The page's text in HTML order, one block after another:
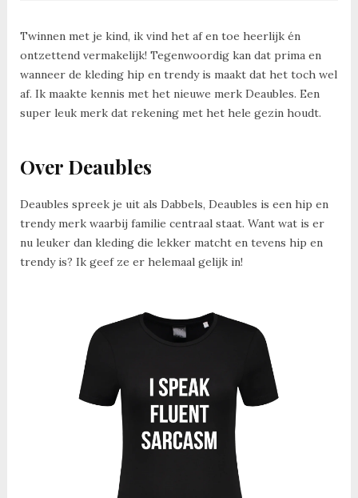
Twinnen met je kind, ik vind het af en toe heerlijk én
ontzettend vermakelijk! Tegenwoordig kan dat prima en
wanneer de kleding hip en trendy is maakt dat het toch wel
af. Ik maakte kennis met het nieuwe merk Deaubles. Een
super leuk merk dat rekening met het hele gezin houdt.
Over Deaubles
Deaubles spreek je uit als Dabbels, Deaubles is een hip en
trendy merk waarbij familie centraal staat. Want wat is er
nu leuker dan kleding die lekker matcht en tevens hip en
trendy is? Ik geef ze er helemaal gelijk in!